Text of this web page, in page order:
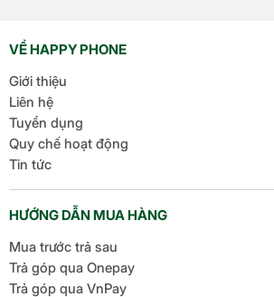
trung vào việc nâng cao
[…]
VỀ HAPPY PHONE
Giới thiệu
Liên hệ
Tuyển dụng
Quy chế hoạt động
Tin tức
HƯỚNG DẪN MUA HÀNG
Mua trước trả sau
Trả góp qua Onepay
Trả góp qua VnPay